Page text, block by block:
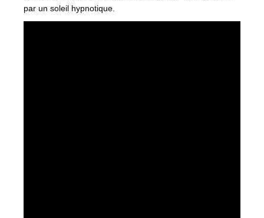
par un soleil hypnotique.